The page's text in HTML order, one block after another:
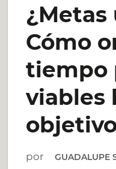
ME
¿Metas
Cómo
tiempo
viables
por GUADALUPE